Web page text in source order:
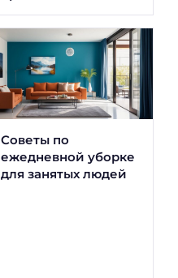
Советы по
ежедневной уборке
для занятых людей